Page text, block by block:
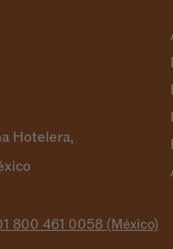
Hotelera,
800 461 0058 (México)